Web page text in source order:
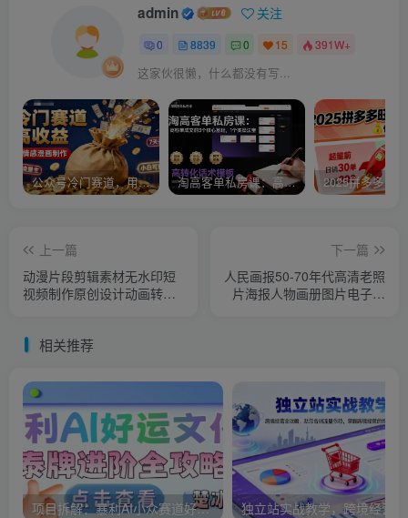
admin 关注
0 8839 0 15 391W+
这家伙很懒，什么都没有写...
公众号冷门赛道，用AI做情感漫画，7天开通流量主，操作简单，小白可玩 淘高客单私房课：高客单成交的3个核心基础，1个实操法宝
上一篇
动漫片段剪辑素材无水印短
视频制作原创设计动画转场
下一篇
人民画报50-70年代高清老照
片海报人物画册图片电子版
相关推荐
项目拆解：暴利AI小众赛道好运文化泰牌进阶变现全攻略